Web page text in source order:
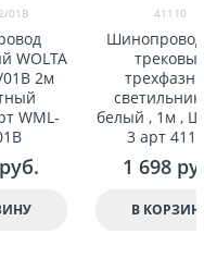
01B
WOLTA
01B 2м
WML-
руб.
41110
белый , 1м ,
3 арт
1 698
В